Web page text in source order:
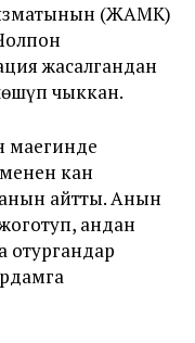
(ЖАМК)
жасалгандан
чыккан.
маегинде
кан
айтты. Анын
андан
отургандар